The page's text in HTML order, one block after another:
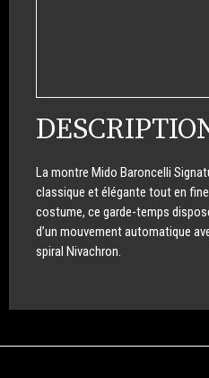
La montre Mido Baroncelli
classique et élégante tout en
costume, ce garde-temps
d’un mouvement automatique
spiral Nivachron.